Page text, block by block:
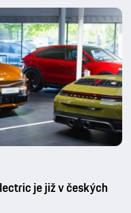
je již v českých